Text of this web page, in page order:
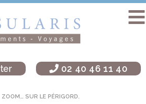
Accueil
Séminaire
sur une île
Activités
02 40 46 11 40
ZOOM… SUR LE PÉRIGORD.